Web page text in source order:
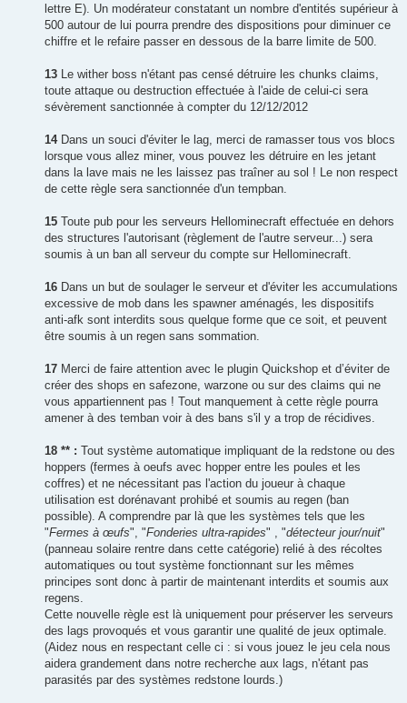
lettre E). Un modérateur constatant un nombre d'entités supérieur à
500 autour de lui pourra prendre des dispositions pour diminuer ce
chiffre et le refaire passer en dessous de la barre limite de 500.
13 Le wither boss n'étant pas censé détruire les chunks claims,
toute attaque ou destruction effectuée à l'aide de celui-ci sera
sévèrement sanctionnée à compter du 12/12/2012
14Dans un souci d'éviter le lag, merci de ramasser tous vos blocs
lorsque vous allez miner, vous pouvez les détruire en les jetant
dans la lave mais ne les laissez pas traîner au sol ! Le non respect
de cette règle sera sanctionnée d'un tempban.
15 Toute pub pour les serveurs Hellominecraft effectuée en dehors
des structures l'autorisant (règlement de l'autre serveur...) sera
soumis à un ban all serveur du compte sur Hellominecraft.
16 Dans un but de soulager le serveur et d'éviter les accumulations
excessive de mob dans les spawner aménagés, les dispositifs
anti-afk sont interdits sous quelque forme que ce soit, et peuvent
être soumis à un regen sans sommation.
17 Merci de faire attention avec le plugin Quickshop et d’éviter de
créer des shops en safezone, warzone ou sur des claims qui ne
vous appartiennent pas ! Tout manquement à cette règle pourra
amener à des temban voir à des bans s'il y a trop de récidives.
18 ** : Tout système automatique impliquant de la redstone ou des
hoppers (fermes à oeufs avec hopper entre les poules et les
coffres) et ne nécessitant pas l'action du joueur à chaque
utilisation est dorénavant prohibé et soumis au regen (ban
possible). A comprendre par là que les systèmes tels que les
"Fermes à œufs", "Fonderies ultra-rapides" , "détecteur jour/nuit"
(panneau solaire rentre dans cette catégorie) relié à des récoltes
automatiques ou tout système fonctionnant sur les mêmes
principes sont donc à partir de maintenant interdits et soumis aux
regens.
Cette nouvelle règle est là uniquement pour préserver les serveurs
des lags provoqués et vous garantir une qualité de jeux optimale.
(Aidez nous en respectant celle ci : si vous jouez le jeu cela nous
aidera grandement dans notre recherche aux lags, n'étant pas
parasités par des systèmes redstone lourds.)